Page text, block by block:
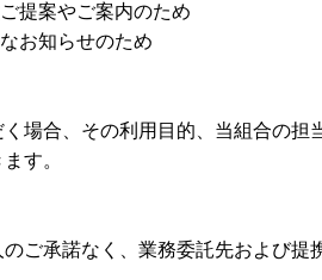
提案やご案内のため
お知らせのため
場合、その利用目的、当組合の担
す。
ご承諾なく、業務委託先および提